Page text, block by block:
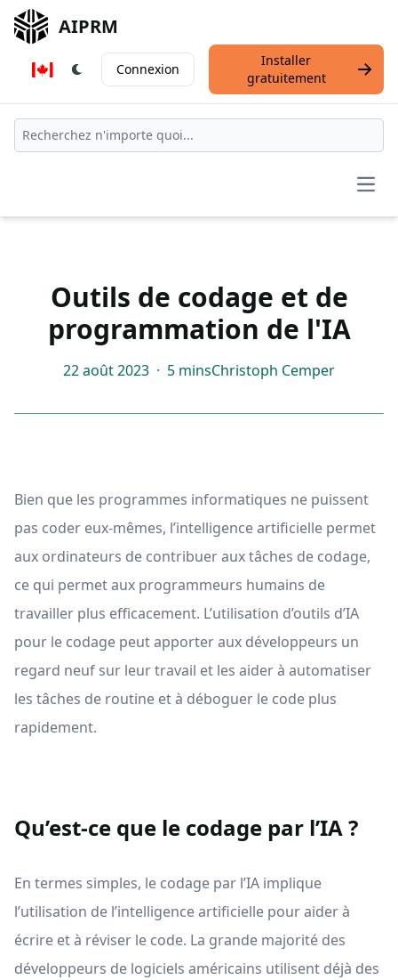
AIPRM
Connexion
Installer
gratuitement
Outils de codage et de
programmation de l'IA
22 août 2023 · 5 minsChristoph Cemper
Bien que les programmes informatiques ne puissent
pas coder eux-mêmes, l’intelligence artificielle permet
aux ordinateurs de contribuer aux tâches de codage,
ce qui permet aux programmeurs humains de
travailler plus efficacement. L’utilisation d’outils d’IA
pour le codage peut apporter aux développeurs un
regard neuf sur leur travail et les aider à automatiser
les tâches de routine et à déboguer le code plus
rapidement.
Qu’est-ce que le codage par l’IA ?
En termes simples, le codage par l’IA implique
l’utilisation de l’intelligence artificielle pour aider à
écrire et à réviser le code. La grande majorité des
développeurs de logiciels américains utilisent déjà des